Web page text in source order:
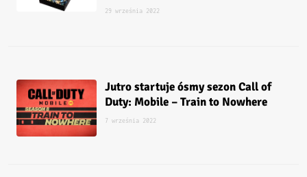
29 września 2022
Jutro startuje ósmy sezon Call of
Duty: Mobile – Train to Nowhere
7 września 2022